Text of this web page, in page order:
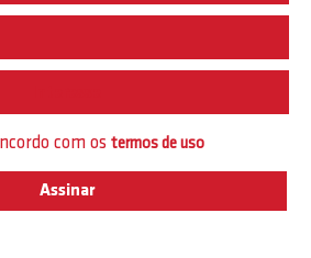
com os termos de uso